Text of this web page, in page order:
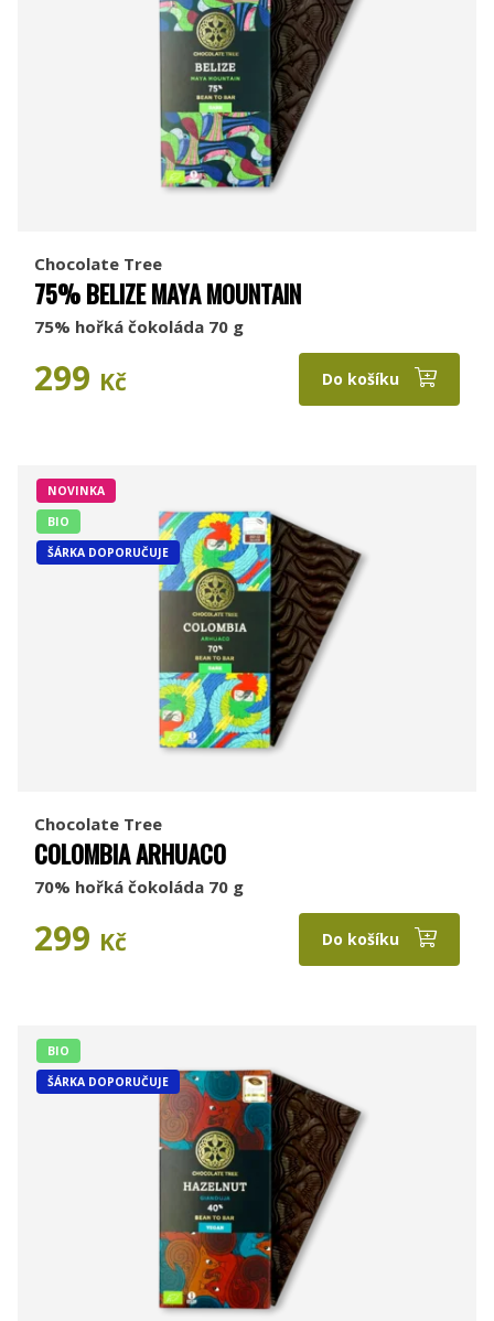
Chocolate Tree
75% BELIZE MAYA MOUNTAIN
75% hořká čokoláda 70 g
299 Kč Do košíku
NOVINKA
BIO
ŠÁRKA DOPORUČUJE
Chocolate Tree
COLOMBIA ARHUACO
70% hořká čokoláda 70 g
299 Kč Do košíku
BIO
ŠÁRKA DOPORUČUJE